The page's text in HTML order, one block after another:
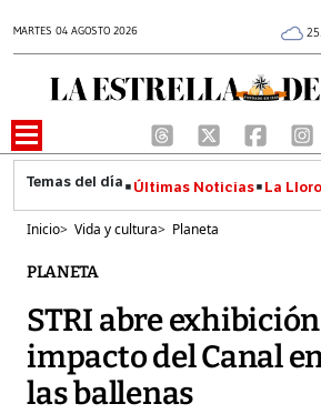
MARTES 04 AGOSTO 2026
Últimas Noticias La
Inicio> Vida y cultura> Planeta
PLANETA
STRI abre
impacto del Canal
las ballenas